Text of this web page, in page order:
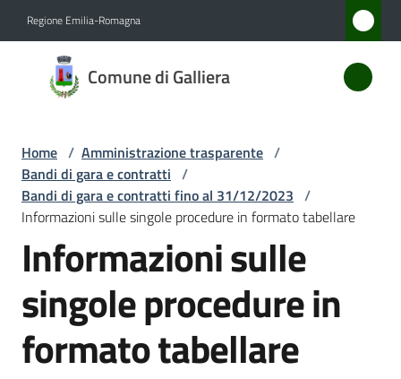
Regione Emilia-Romagna
Comune di Galliera
Comune
di
Amministrazione
Menu selezionato
Novità
Servizi
Vivere
Galliera
Home / Amministrazione trasparente /
Bandi di gara e contratti /
Bandi di gara e contratti fino al 31/12/2023 /
Informazioni sulle singole procedure in formato tabellare
Informazioni sulle
singole procedure in
formato tabellare